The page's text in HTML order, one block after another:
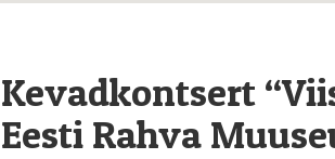
Kevadkontsert
Eesti Rahva